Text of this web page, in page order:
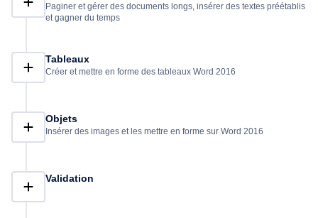
Paginer et gérer des documents longs, insérer des textes préétablis
et gagner du temps
Tableaux
Créer et mettre en forme des tableaux Word 2016
Objets
Insérer des images et les mettre en forme sur Word 2016
Validation